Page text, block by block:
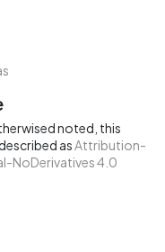
noted, this
asAttribution-
NoDerivatives 4.0